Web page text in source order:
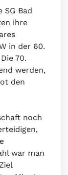
SG Bad
ihre
in der 60.
70.
werden,
den
noch
war man